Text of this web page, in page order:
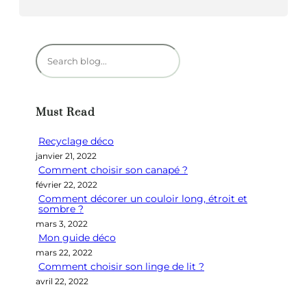
R
e
e
c
h
e
Must Read
Recyclage déco
janvier 21, 2022
Comment choisir son canapé ?
février 22, 2022
Comment décorer un couloir long, étroit et
sombre ?
mars 3, 2022
Mon guide déco
mars 22, 2022
Comment choisir son linge de lit ?
avril 22, 2022